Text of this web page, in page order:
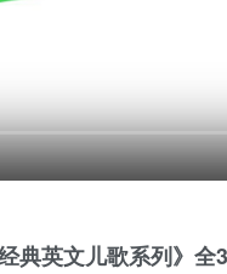
典英文儿歌系列》